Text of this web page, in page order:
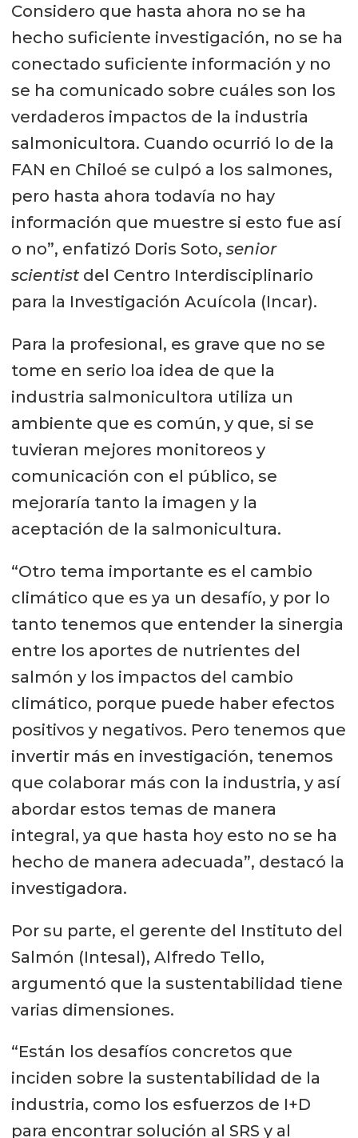
Considero que hasta ahora no se ha
hecho suficiente investigación, no se ha
conectado suficiente información y no
se ha comunicado sobre cuáles son los
verdaderos impactos de la industria
salmonicultora. Cuando ocurrió lo de la
FAN en Chiloé se culpó a los salmones,
pero hasta ahora todavía no hay
información que muestre si esto fue así
o no”, enfatizó Doris Soto, senior
scientistdel Centro Interdisciplinario
para la Investigación Acuícola (Incar).
Para la profesional, es grave que no se
tome en serio loa idea de que la
industria salmonicultora utiliza un
ambiente que es común, y que, si se
tuvieran mejores monitoreos y
comunicación con el público, se
mejoraría tanto la imagen y la
aceptación de la salmonicultura.
“Otro tema importante es el cambio
climático que es ya un desafío, y por lo
tanto tenemos que entender la sinergia
entre los aportes de nutrientes del
salmón y los impactos del cambio
climático, porque puede haber efectos
positivos y negativos. Pero tenemos que
invertir más en investigación, tenemos
que colaborar más con la industria, y así
abordar estos temas de manera
integral, ya que hasta hoy esto no se ha
hecho de manera adecuada”, destacó la
investigadora.
Por su parte, el gerente del Instituto del
Salmón (Intesal), Alfredo Tello,
argumentó que la sustentabilidad tiene
varias dimensiones.
“Están los desafíos concretos que
inciden sobre la sustentabilidad de la
industria, como los esfuerzos de I+D
para encontrar solución al SRS y al